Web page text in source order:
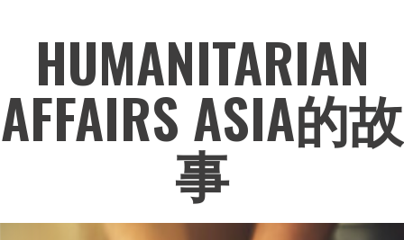
HUMANITARIAN
AFFAIRS ASIA的故
事